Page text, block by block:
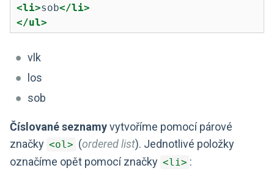
<li>sob</li>
</ul>
vlk
los
sob
Číslované seznamyvytvoříme pomocí párové
značky <ol> (ordered list). Jednotlivé položky
označíme opět pomocí značky <li> :